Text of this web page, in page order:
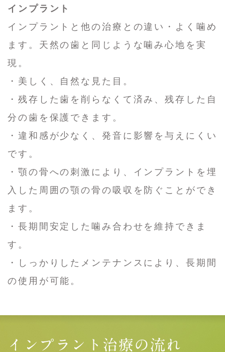
インプラント
インプラントと他の治療との違い・よく噛め
ます。天然の歯と同じような噛み心地を実
現。
・美しく、自然な見た目。
・残存した歯を削らなくて済み、残存した自
分の歯を保護できます。
・違和感が少なく、発音に影響を与えにくい
です。
・顎の骨への刺激により、インプラントを埋
入した周囲の顎の骨の吸収を防ぐことができ
ます。
・長期間安定した噛み合わせを維持できま
す。
・しっかりしたメンテナンスにより、長期間
の使用が可能。
インプラント治療の流れ